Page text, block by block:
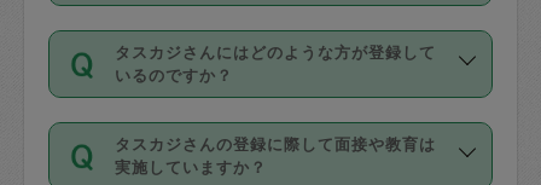
なお、タスカジさんの交通費も、依頼料
金のご請求と合わせてお支払いとなりま
動計算で表示されます。
（例：毎週定期の場合は３回以上のキャ
ンセルが有償（1200円、隔週定期の場合
は２回以上のキャンセルが有償（1200
・ＡＭ ９時～１２時
・ＰＭ １３時～１６時
・夜 １８時～２１時
開始時間を２時間前後変更することが可
掃除、整理収納、洗濯、買い物、料理、
作り置きです。タスカジさんによってで
きる仕事の範囲が異なりますので、依頼
する前にタスカジさんのプロフィールで
確認してください。
タスカジさんにはどのような方が登録して
いるのですか？
主婦として長年の家事経験をお持ちの
方、栄養士・調理師といった資格者で保
タスカジさんの登録に際して面接や教育は
実施していますか？